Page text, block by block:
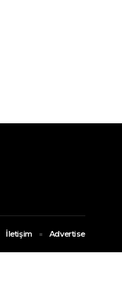
İletişim Advertise